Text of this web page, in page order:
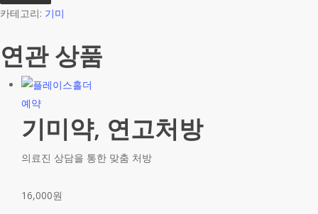
카테고리: 기미
연관 상품
예약
기미약, 연고처방
의료진 상담을 통한 맞춤 처방
16,000원